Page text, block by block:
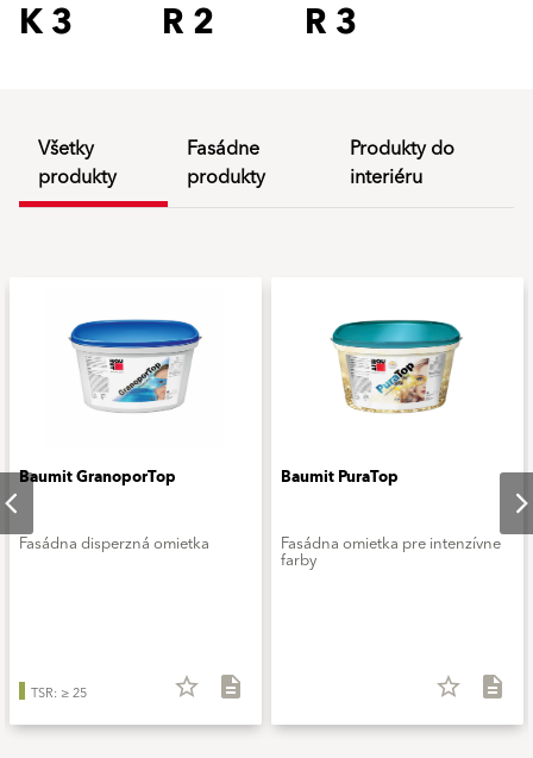
K 3 R 2 R 3
Všetky
produkty
Fasádne
produkty
Produkty do
interiéru
Baumit GranoporTop
Fasádna disperzná omietka
TSR: ≥ 25 star_border description
Baumit PuraTop
Fasádna omietka pre intenzívne
farby
star_border description